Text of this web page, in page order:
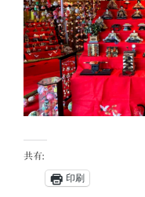
共有:
印刷